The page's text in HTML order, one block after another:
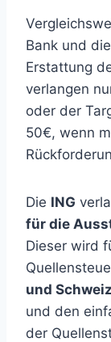
Bank und
Erstattung
verlangen
oder der
50€, wenn
Die ING
für die
Dieser wird
und
und den
der